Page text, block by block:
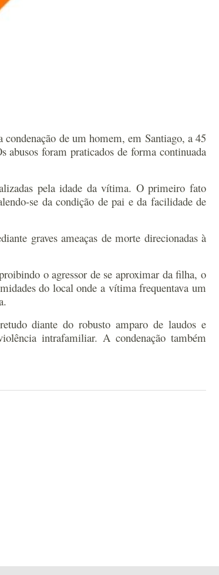
de um homem, em Santiago, a 45
abusos foram praticados de forma continuada
pela idade da vítima. O primeiro fato
se da condição de pai e da facilidade de
graves ameaças de morte direcionadas à
o agressor de se aproximar da filha, o
do local onde a vítima frequentava um
diante do robusto amparo de laudos e
intrafamiliar. A condenação também